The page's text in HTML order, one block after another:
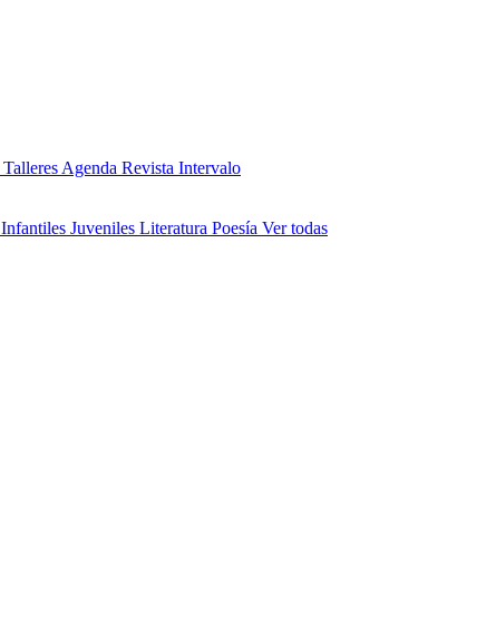
Talleres Agenda Revista Intervalo
Infantiles Juveniles Literatura Poesía Ver todas